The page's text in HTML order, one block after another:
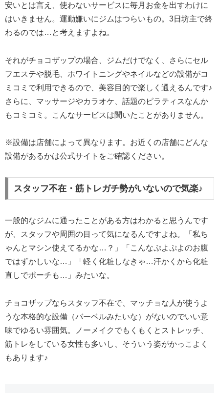
安いとは言え、使わないサービスに毎月お金を出すわけに
はいきません。運動嫌いにジムはつらいもの。3日坊主で終
わるのでは…と考えますよね。
それがチョコザップの場合、ジムだけでなく、さらにセル
フエステや脱毛、ホワイトニングやネイルなどの設備がコ
ミコミで利用できるので、美容目的で楽しく通えるんです♪
さらに、マッサージやカラオケ、話題のピラティスなんか
もコミコミ。こんなサービスは聞いたことがありません。
※設備は店舗によって異なります。お近くの店舗にどんな
設備があるかは公式サイトをご確認ください。
スタッフ不在・筋トレガチ勢がいないので気楽♪
一般的なジムに通ったことがある方はわかると思うんです
が、スタッフや周囲の目って気になるんですよね。「私ち
ゃんとマシン使えてるかな…？」「こんなぷよぷよのお腹
ではずかしいな…」「軽く化粧しなきゃ…汗かくから化粧
直しでポーチも…」みたいな。
チョコザップならスタッフ不在で、マッチョな人が使うよ
うな本格的な設備（バーベルみたいな）がないのでいい意
味でゆるい雰囲気。ノーメイクでもくもくとストレッチ、
筋トレをしている女性も多いし、そういう姿がかっこよく
もあります♪